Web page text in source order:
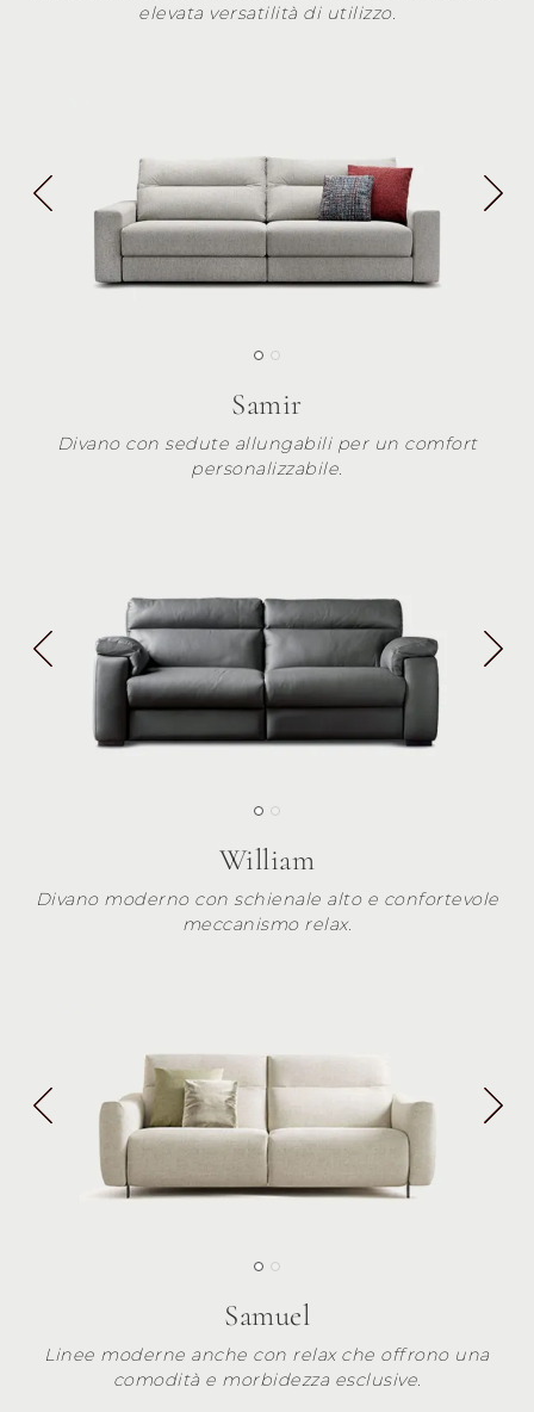
elevata versatilità di utilizzo.
Samir
Divano con sedute allungabili per un comfort
personalizzabile.
William
Divano moderno con schienale alto e confortevole
meccanismo relax.
Samuel
Linee moderne anche con relax che offrono una
comodità e morbidezza esclusive.